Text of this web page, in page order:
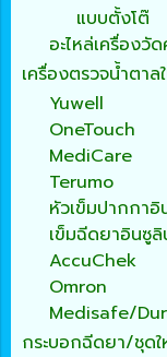
แบบตั้งโต๊
อะไหล่เครื่องวั
เครื่องตรวจน้ำตาล
Yuwell
OneTouch
MediCare
Terumo
หัวเข็มปากกาอิ
เข็มฉีดยาอินซูลิ
AccuChek
Omron
Medisafe/
กระบอกฉีดยา/ชุด